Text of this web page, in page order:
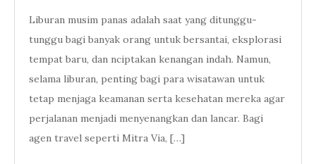
Liburan musim panas adalah saat yang ditunggu-
tunggu bagi banyak orang untuk bersantai, eksplorasi
tempat baru, dan nciptakan kenangan indah. Namun,
selama liburan, penting bagi para wisatawan untuk
tetap menjaga keamanan serta kesehatan mereka agar
perjalanan menjadi menyenangkan dan lancar. Bagi
agen travel seperti Mitra Via, […]